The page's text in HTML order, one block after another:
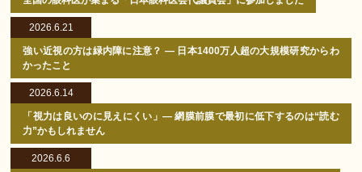
2026.6.21
強い近視の方は緑内障に注意？ ― 日本1400万人超の大規模研究からわ
かったこと
2026.6.14
「視力は良いのに見えにくい」― 網膜前膜で最初に低下するのは“読む
力”かもしれません
2026.6.6